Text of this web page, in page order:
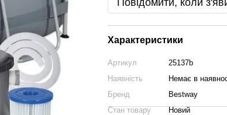
Повідомити, коли
Характеристики
Артикул
25137b
Наявність
Немає в
Бренд
Bestway
Стан товару
Новий